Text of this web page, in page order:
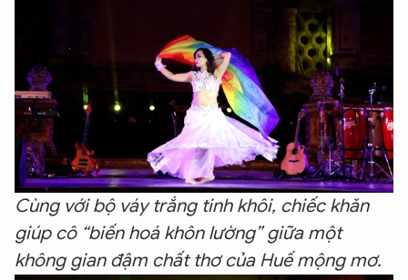
Cùng với bộ váy trắng tinh khôi, chiếc khăn
giúp cô “biến hoá khôn lường” giữa một
không gian đậm chất thơ của Huế mộng mơ.